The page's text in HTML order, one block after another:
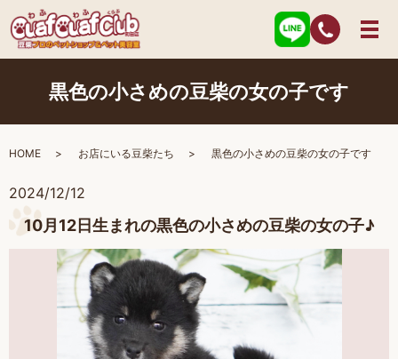
黒色の小さめの豆柴の女の子です
HOME お店にいる豆柴たち 黒色の小さめの豆柴の女の子です
2024/12/12
10月12日生まれの黒色の小さめの豆柴の女の子♪